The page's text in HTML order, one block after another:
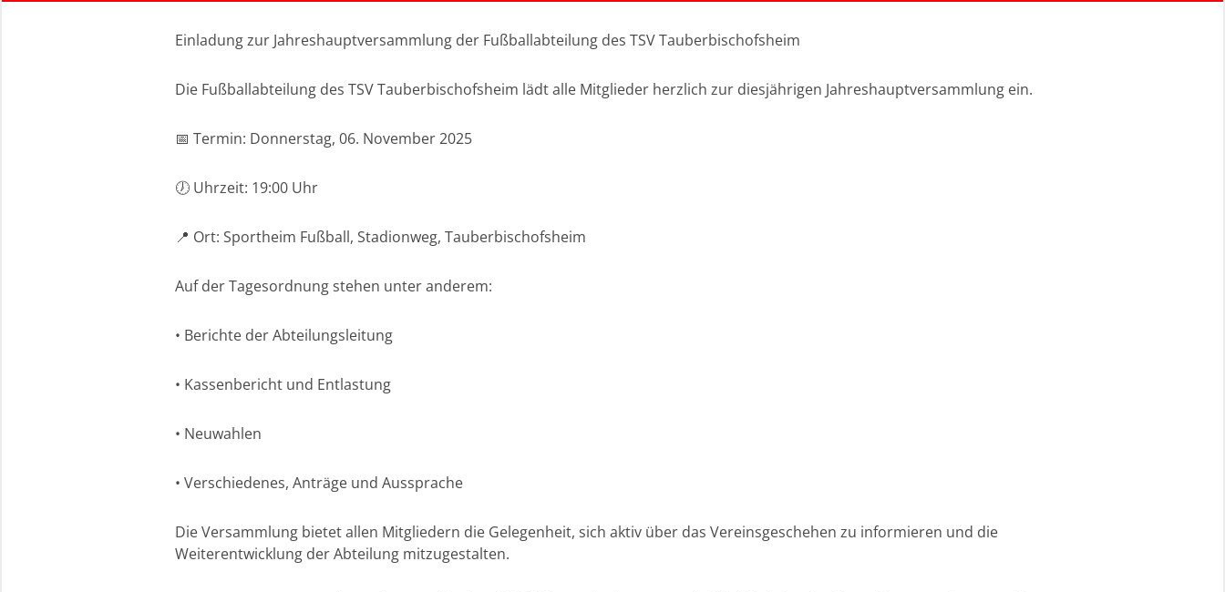
Einladung zur Jahreshauptversammlung der Fußballabteilung des TSV Tauberbischofsheim
Die Fußballabteilung des TSV Tauberbischofsheim lädt alle Mitglieder herzlich zur diesjährigen Jahreshauptversammlung ein.
📅 Termin: Donnerstag, 06. November 2025
🕖 Uhrzeit: 19:00 Uhr
📍 Ort: Sportheim Fußball, Stadionweg, Tauberbischofsheim
Auf der Tagesordnung stehen unter anderem:
• Berichte der Abteilungsleitung
• Kassenbericht und Entlastung
• Neuwahlen
• Verschiedenes, Anträge und Aussprache
Die Versammlung bietet allen Mitgliedern die Gelegenheit, sich aktiv über das Vereinsgeschehen zu informieren und die
Weiterentwicklung der Abteilung mitzugestalten.